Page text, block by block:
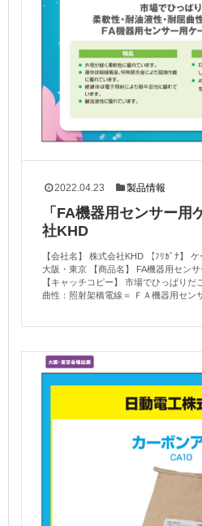
2022.04.23 製品情報
「FA機器用センサー用
社KHD
【会社名】 株式会社KHD 【ﾌﾘｶﾞﾅ】
大阪・東京 【商品名】 FA機器用セン
【キャッチコピー】 市場でひっぱり
曲性：照射架橋電線＝ ＦＡ機器用セン